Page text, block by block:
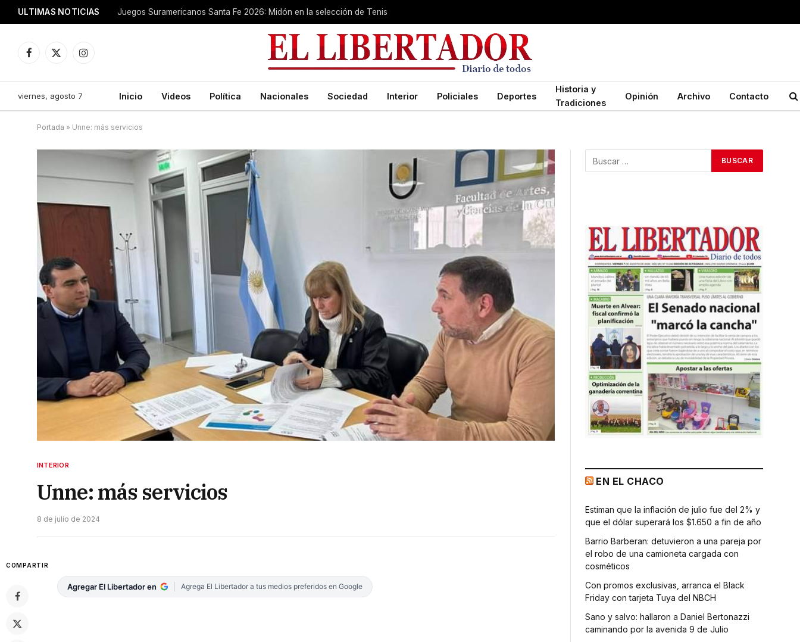
ULTIMAS NOTICIAS Juegos Suramericanos Santa Fe 2026: Midón en la selección de Tenis
Facebook
X
Instagram
viernes, agosto 7 Inicio Videos Política Nacionales Sociedad Interior Policiales Deportes
Historia y
Tradiciones
Opinión Archivo Contacto
Portada » Unne: más servicios
INTERIOR
Unne: más servicios
8 de julio de 2024
COMPARTIR
Agregar El Libertador en Agrega El Libertador a tus medios preferidos en Google
EN EL CHACO
Estiman que la inflación de julio fue del 2% y
que el dólar superará los $1.650 a fin de año
Barrio Barberan: detuvieron a una pareja por
el robo de una camioneta cargada con
cosméticos
Con promos exclusivas, arranca el Black
Friday con tarjeta Tuya del NBCH
Sano y salvo: hallaron a Daniel Bertonazzi
caminando por la avenida 9 de Julio